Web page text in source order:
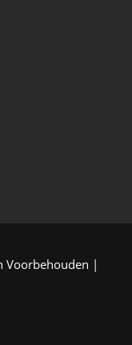
Voorbehouden |